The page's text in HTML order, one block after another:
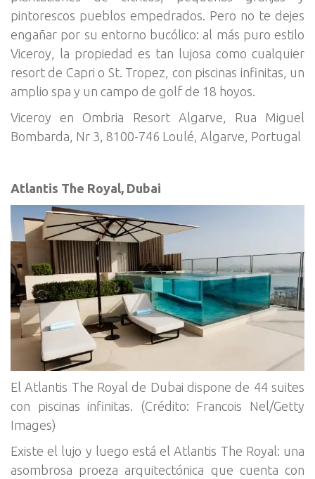
pintorescos pueblos empedrados. Pero no te dejes
engañar por su entorno bucólico: al más puro estilo
Viceroy, la propiedad es tan lujosa como cualquier
resort de Capri o St. Tropez, con piscinas infinitas, un
amplio spa y un campo de golf de 18 hoyos.
Viceroy en Ombria Resort Algarve, Rua Miguel
Bombarda, Nr 3, 8100-746 Loulé, Algarve, Portugal
Atlantis The Royal, Dubai
El Atlantis The Royal de Dubai dispone de 44 suites
con piscinas infinitas. (Crédito: Francois Nel/Getty
Images)
Existe el lujo y luego está el Atlantis The Royal: una
asombrosa proeza arquitectónica que cuenta con